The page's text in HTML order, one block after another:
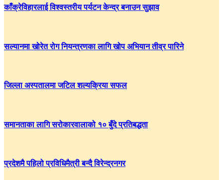
काँक्रेविहारलाई विश्वस्तरीय पर्यटन केन्द्र बनाउन सुझाव
सल्यानमा खोरेत रोग नियन्त्रणका लागि खोप अभियान तीव्र पारिने
जिल्ला अस्पतालमा जटिल शल्यक्रिया सफल
समानताका लागि सरोकारवालाको १० बुँदे प्रतिबद्धता
प्रदेशमै पहिलो प्रविधिमैत्री बन्दै विरेन्द्रनगर